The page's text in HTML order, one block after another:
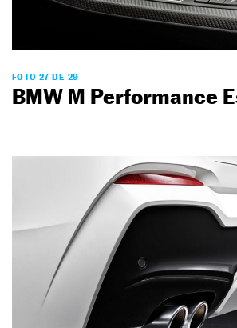
FOTO 27 DE 29
BMW M Performance